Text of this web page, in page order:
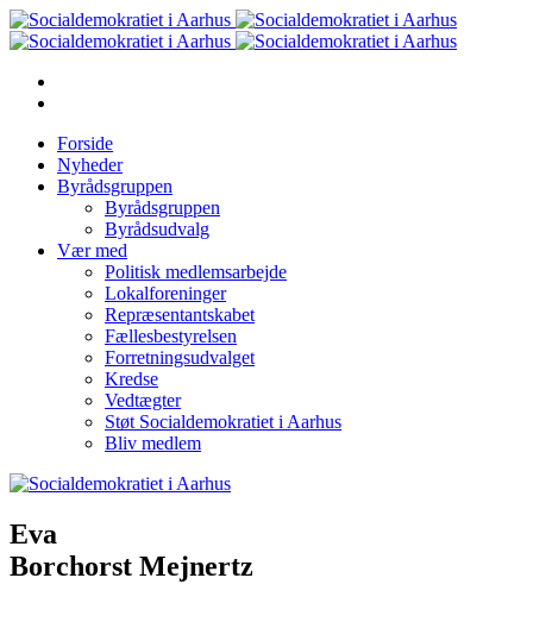
Forside
Nyheder
Byrådsgruppen
Byrådsgruppen
Byrådsudvalg
Vær med
Politisk medlemsarbejde
Lokalforeninger
Repræsentantskabet
Fællesbestyrelsen
Forretningsudvalget
Kredse
Vedtægter
Støt Socialdemokratiet i Aarhus
Bliv medlem
Eva
Borchorst Mejnertz